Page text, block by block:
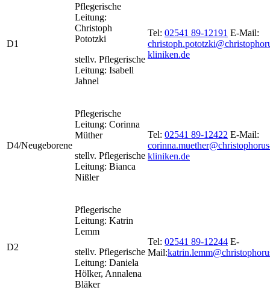
D1
Pflegerische
Leitung:
Christoph
Pototzki
stellv. Pflegerische
Leitung: Isabell
Jahnel
Tel: 02541 89-12191 E-Mail:
kliniken.de
D4/Neugeborene
Pflegerische
Leitung: Corinna
Müther
stellv. Pflegerische
Leitung: Bianca
Nißler
Tel: 02541 89-12422 E-Mail:
kliniken.de
D2
Pflegerische
Leitung: Katrin
Lemm
stellv. Pflegerische
Leitung: Daniela
Hölker, Annalena
Bläker
Tel: 02541 89-12244 E-
Mail: